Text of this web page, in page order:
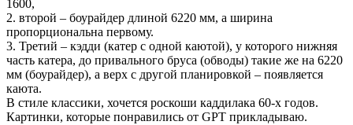
1600,
2. второй – боурайдер длиной 6220 мм, а ширина
пропорциональна первому.
3. Третий – кэдди (катер с одной каютой), у которого нижняя
часть катера, до привального бруса (обводы) такие же на 6220
мм (боурайдер), а верх с другой планировкой – появляется
каюта.
В стиле классики, хочется роскоши каддилака 60-х годов.
Картинки, которые понравились от GPT прикладываю.